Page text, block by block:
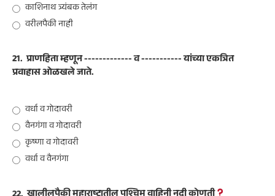
काशिनाथ त्र्यंबक तेलंग
वरीलपैकी नाही
21. प्राणहिता म्हणून ------------- व ----------- यांच्या एकत्रित
प्रवाहास ओळखले जाते.
वर्धा व गोदावरी
वैनगंगा व गोदावरी
कृष्णा व गोदावरी
वर्धा व वैनगंगा